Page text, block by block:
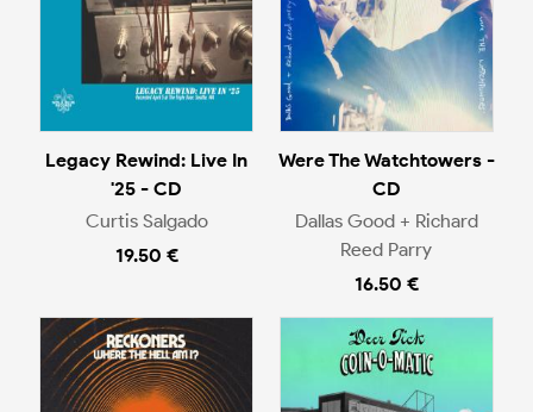
Legacy Rewind: Live In
'25 - CD
Curtis Salgado
19.50 €
Were The Watchtowers -
CD
Dallas Good + Richard
Reed Parry
16.50 €